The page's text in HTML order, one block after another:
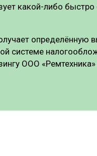
какой-либо
определённую
системе
ООО